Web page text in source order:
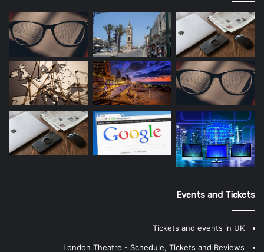
Events and Tickets
Tickets and events in UK
London Theatre - Schedule, Tickets and Reviews